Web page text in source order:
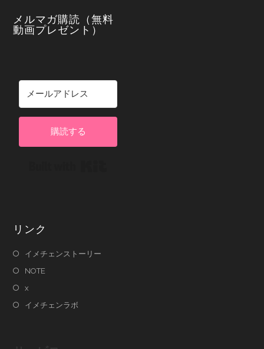
メルマガ購読（無料
動画プレゼント）
購読する
リンク
イメチェンストーリー
NOTE
x
イメチェンラボ